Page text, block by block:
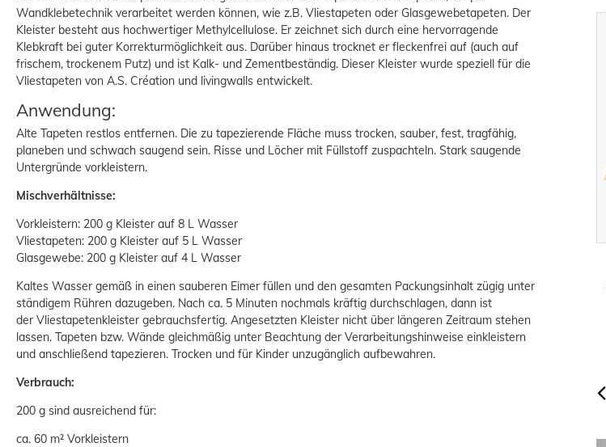
Wandklebetechnik verarbeitet werden können, wie z.B. Vliestapeten oder Glasgewebetapeten. Der
Kleister besteht aus hochwertiger Methylcellulose. Er zeichnet sich durch eine hervorragende
Klebkraft bei guter Korrekturmöglichkeit aus. Darüber hinaus trocknet er fleckenfrei auf (auch auf
frischem, trockenem Putz) und ist Kalk- und Zementbeständig. Dieser Kleister wurde speziell für die
Vliestapeten von A.S. Création und livingwalls entwickelt.
Anwendung:
Alte Tapeten restlos entfernen. Die zu tapezierende Fläche muss trocken, sauber, fest, tragfähig,
planeben und schwach saugend sein. Risse und Löcher mit Füllstoff zuspachteln. Stark saugende
Untergründe vorkleistern.
Mischverhältnisse:
Vorkleistern: 200 g Kleister auf 8 L Wasser
Vliestapeten: 200 g Kleister auf 5 L Wasser
Glasgewebe: 200 g Kleister auf 4 L Wasser
Kaltes Wasser gemäß in einen sauberen Eimer füllen und den gesamten Packungsinhalt zügig unter
ständigem Rühren dazugeben. Nach ca. 5 Minuten nochmals kräftig durchschlagen, dann ist
der Vliestapetenkleister gebrauchsfertig. Angesetzten Kleister nicht über längeren Zeitraum stehen
lassen. Tapeten bzw. Wände gleichmäßig unter Beachtung der Verarbeitungshinweise einkleistern
und anschließend tapezieren. Trocken und für Kinder unzugänglich aufbewahren.
Verbrauch:
200 g sind ausreichend für:
ca. 60 m² Vorkleistern
4-teiliges Profi Tapezierset
Tapezierzubehör
11,98 €
Profi Tapezierwerkzeug Set
Tapezierset 3 tlg.
10,13 €